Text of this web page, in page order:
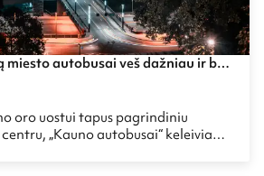
miesto autobusai veš dažniau ir bet
oro uostui tapus pagrindiniu
„Kauno autobusai“ keleiviams